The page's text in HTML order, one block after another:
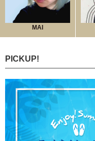
MAI
PICKUP!